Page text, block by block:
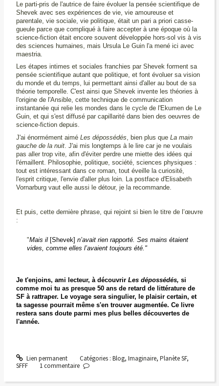
Le parti-pris de l'autrice de faire évoluer la pensée scientifique de
Shevek avec ses expériences de vie, vie amoureuse et
parentale, vie sociale, vie politique, était un pari a priori casse-
gueule parce que compliqué à faire accepter à une époque où la
science-fiction était encore souvent développée hors-sol vis à vis
des sciences humaines, mais Ursula Le Guin l'a mené ici avec
maestria.
Les étapes intimes et sociales franchies par Shevek forment sa
pensée scientifique autant que politique, et font évoluer sa vision
du monde et du temps, lui permettant ainsi d'aller au bout de sa
théorie temporelle. C'est ainsi que Shevek invente les théories à
l'origine de l'Ansible, cette technique de communication
instantanée qui relie les mondes dans le cycle de l'Ekumen de Le
Guin, et qui s'est diffusé par capillarité dans bien des oeuvres de
science-fiction depuis.
J'ai énormément aimé Les dépossédés , bien plus que La main
gauche de la nuit. J'ai mis longtemps à le lire car je ne voulais
pas aller trop vite, afin d'éviter perdre une miette des idées qui
l'émaillent. Philosophie, politique, société, sciences physiques :
tout est intéressant dans ce roman, tout éveille la curiosité,
l'esprit critique, l'envie d'aller plus loin. La postface d'Elisabeth
Vornarburg vaut elle aussi le détour, je la recommande.
Et puis, cette dernière phrase, qui rejoint si bien le titre de l’œuvre
:
"Mais il [Shevek] n’avait rien rapporté. Ses mains étaient
vides, comme elles l’avaient toujours été."
Je t'enjoins, ami lecteur, à découvrir Les dépossédés, si
comme moi tu as presque 50 ans de retard de littérature de
SF à rattraper. Le voyage sera singulier, le plaisir certain, et
ta sagesse pourrait même s'en trouver augmentée. Ce livre
restera sans doute parmi mes plus belles découvertes de
l'année.
Lien permanent Catégories : Blog, Imaginaire, Planète SF,
SFFF
1commentaire